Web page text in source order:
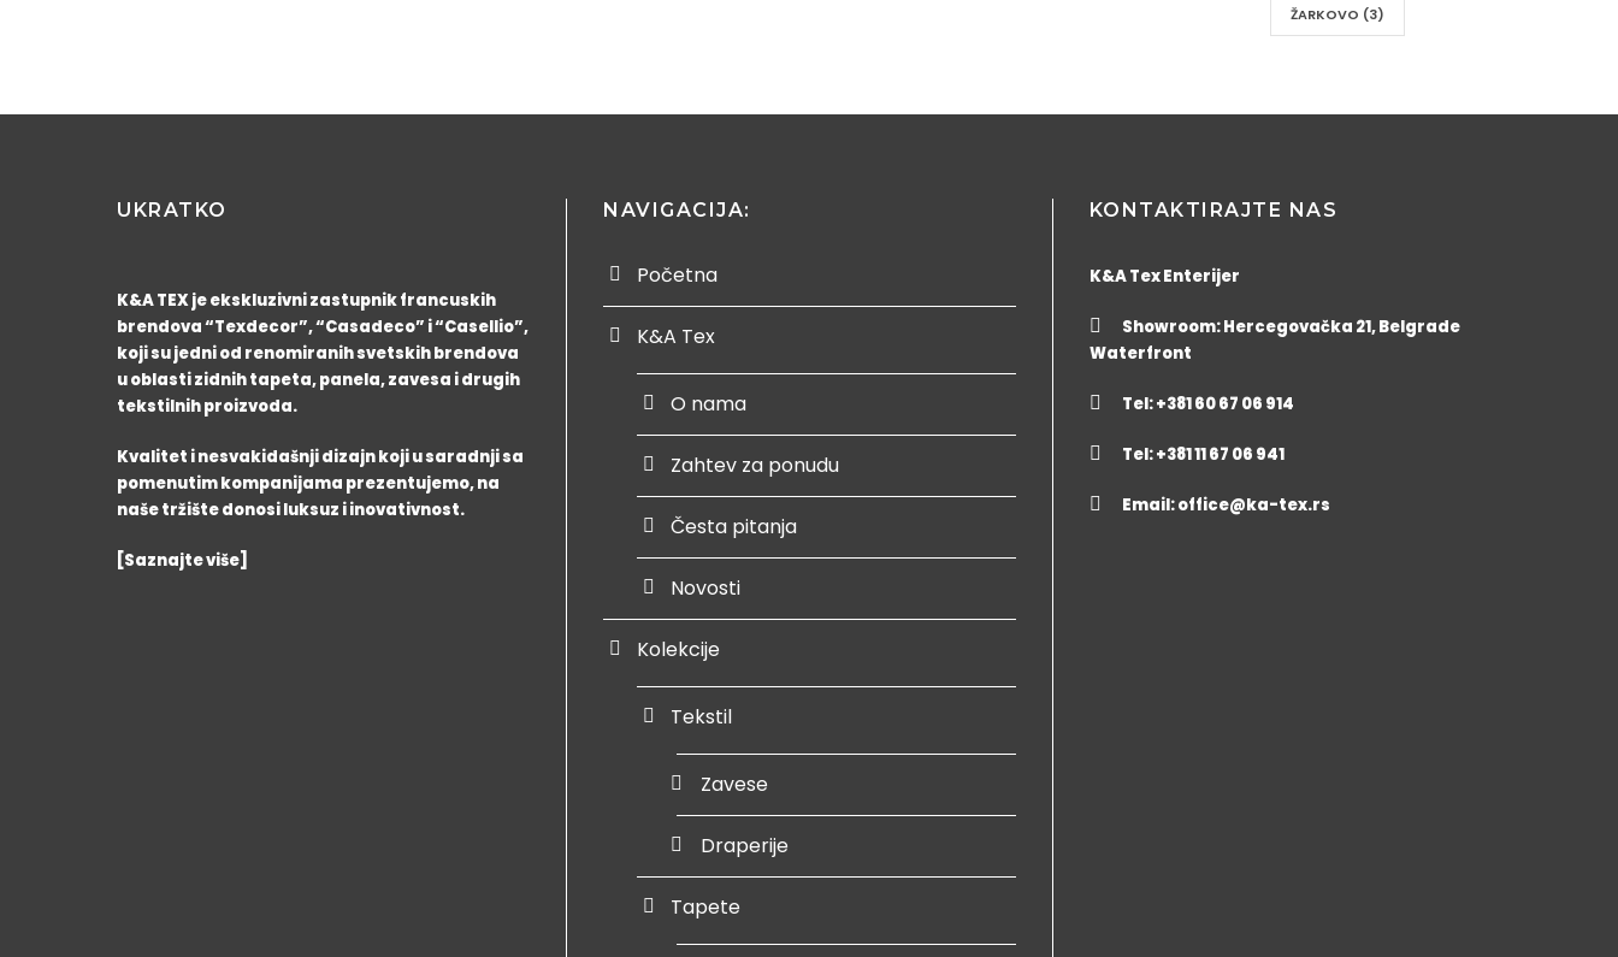
ŽARKOVO (3)
UKRATKO
K&A TEX je ekskluzivni zastupnik francuskih
brendova “Texdecor”, “Casadeco” i “Casellio”,
koji su jedni od renomiranih svetskih brendova
u oblasti zidnih tapeta, panela, zavesa i drugih
tekstilnih proizvoda.
Kvalitet i nesvakidašnji dizajn koji u saradnji sa
pomenutim kompanijama prezentujemo, na
naše tržište donosi luksuz i inovativnost.
[Saznajte više]
NAVIGACIJA:
Početna
K&A Tex
O nama
Zahtev za ponudu
Česta pitanja
Novosti
Kolekcije
Tekstil
Zavese
Draperije
Tapete
KONTAKTIRAJTE NAS
K&A Tex Enterijer
Showroom: Hercegovačka 21, Belgrade
Waterfront
Tel: +381 60 67 06 914
Tel: +381 11 67 06 941
Email:office@ka-tex.rs